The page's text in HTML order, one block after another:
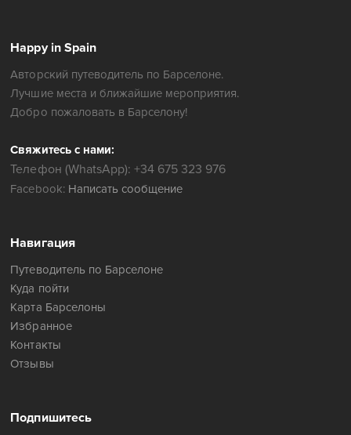
Happy in Spain
Авторский путеводитель по Барселоне.
Лучшие места и ближайшие мероприятия.
Добро пожаловать в Барселону!
Свяжитесь с нами:
Телефон (WhatsApp): +34 675 323 976
Facebook: Написать сообщение
Навигация
Путеводитель по Барселоне
Куда пойти
Карта Барселоны
Избранное
Контакты
Отзывы
Подпишитесь